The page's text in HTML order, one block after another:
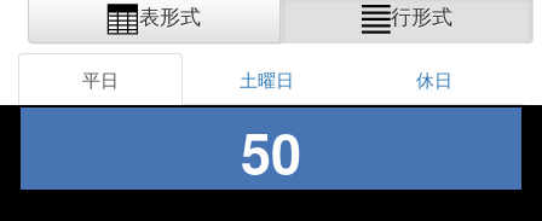
表形式 行形式
平日 土曜日 休日
50